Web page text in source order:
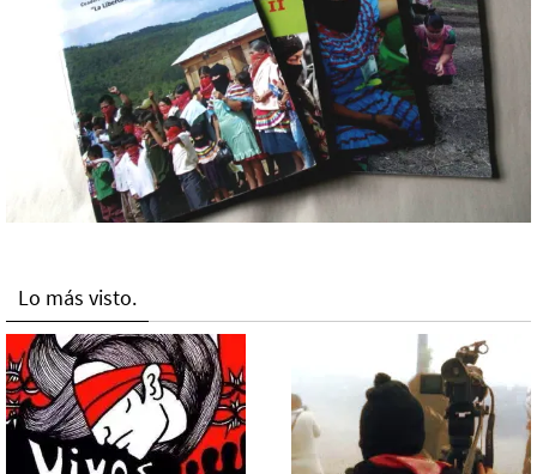
Lo más visto.